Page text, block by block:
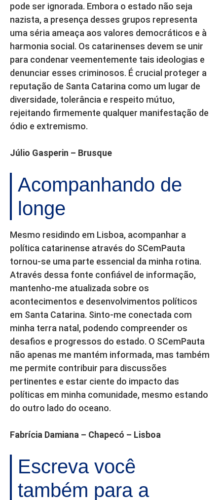
pode ser ignorada. Embora o estado não seja
nazista, a presença desses grupos representa
uma séria ameaça aos valores democráticos e à
harmonia social. Os catarinenses devem se unir
para condenar veementemente tais ideologias e
denunciar esses criminosos. É crucial proteger a
reputação de Santa Catarina como um lugar de
diversidade, tolerância e respeito mútuo,
rejeitando firmemente qualquer manifestação de
ódio e extremismo.
Júlio Gasperin – Brusque
Acompanhando de
longe
Mesmo residindo em Lisboa, acompanhar a
política catarinense através do SCemPauta
tornou-se uma parte essencial da minha rotina.
Através dessa fonte confiável de informação,
mantenho-me atualizada sobre os
acontecimentos e desenvolvimentos políticos
em Santa Catarina. Sinto-me conectada com
minha terra natal, podendo compreender os
desafios e progressos do estado. O SCemPauta
não apenas me mantém informada, mas também
me permite contribuir para discussões
pertinentes e estar ciente do impacto das
políticas em minha comunidade, mesmo estando
do outro lado do oceano.
Fabrícia Damiana – Chapecó – Lisboa
Escreva você
também para a